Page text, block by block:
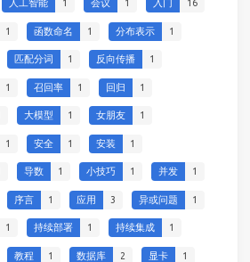
人工智能 1 会议 1 入门 16
1 函数命名 1 分布表示 1
匹配分词 1 反向传播 1
1 召回率 1 回归 1
大模型 1 女朋友 1
1 安全 1 安装 1
导数 1 小技巧 1 并发 1
序言 1 应用 3 异或问题 1
1 持续部署 1 持续集成 1
教程 1 数据库 2 显卡 1